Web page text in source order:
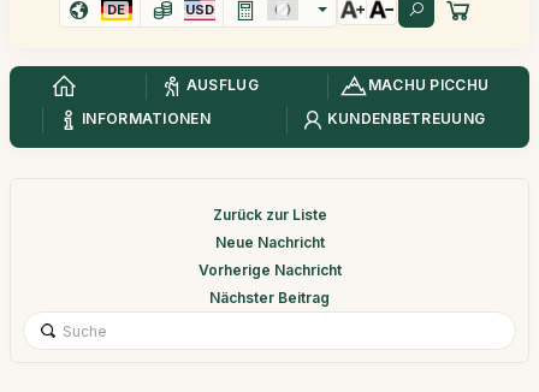
DE USD
AUSFLUG
MACHU PICCHU
INFORMATIONEN
KUNDENBETREUUNG
Zurück zur Liste
Neue Nachricht
Vorherige Nachricht
Nächster Beitrag